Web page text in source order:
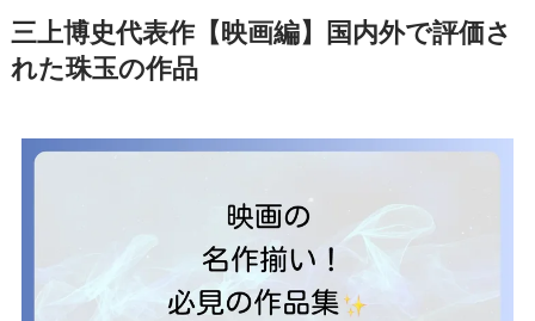
三上博史代表作【映画編】国内外で評価さ
れた珠玉の作品